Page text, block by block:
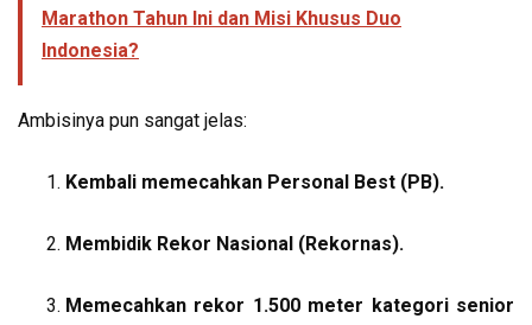
Marathon Tahun Ini dan Misi Khusus Duo
Indonesia?
Ambisinya pun sangat jelas:
Kembali memecahkan Personal Best (PB).
Membidik Rekor Nasional (Rekornas).
Memecahkan rekor 1.500 meter kategori senior